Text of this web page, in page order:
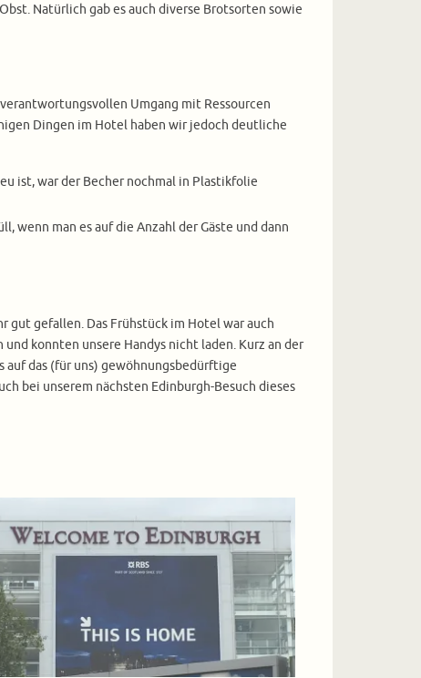
Natürlich gab es auch diverse Brotsorten sowie
Umgang mit Ressourcen
Dingen im Hotel haben wir jedoch deutliche
ist, war der Becher nochmal in Plastikfolie
wenn man es auf die Anzahl der Gäste und dann
gut gefallen. Das Frühstück im Hotel war auch
konnten unsere Handys nicht laden. Kurz an der
auf das (für uns) gewöhnungsbedürftige
bei unserem nächsten Edinburgh-Besuch dieses